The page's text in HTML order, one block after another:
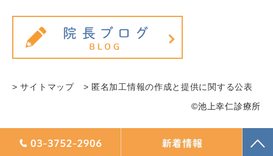
> サイトマップ
> 匿名加工情報の作成と提供に関する公表
©池上幸仁診療所